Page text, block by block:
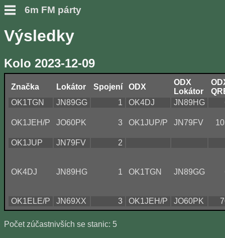
6m FM párty
Výsledky
Kolo 2023-12-09
Značka Lokátor Spojení ODX
ODX
Lokátor
OK1TGN
JN89GG 1 OK4DJ JN89HG
OK1JEH/P JO60PK 3 OK1JUP/P JN79FV
OK1JUP JN79FV 2
OK4DJ JN89HG 1 OK1TGN JN89GG
OK1ELE/P JN69XX 3 OK1JEH/P JO60PK
Počet zúčastnivších se stanic: 5